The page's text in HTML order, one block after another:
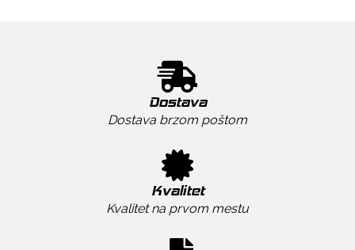
Dostava
Dostava brzom poštom
Kvalitet
Kvalitet na prvom mestu